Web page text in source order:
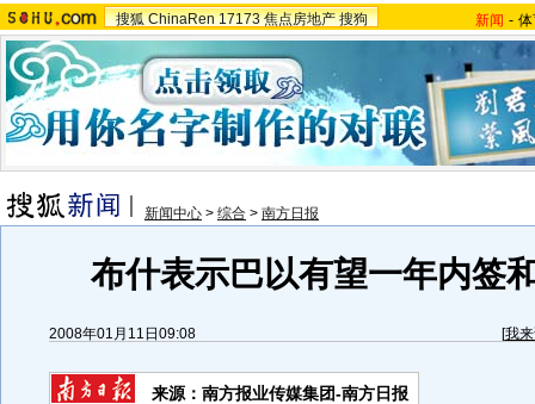
搜狐 ChinaRen 17173 焦点房地产 搜狗 新闻 -
新闻中心 > 综合 > 南方日报
布什表示巴以有望一年内签
2008年01月11日09:08 [我
来源：南方报业传媒集团-南方日报